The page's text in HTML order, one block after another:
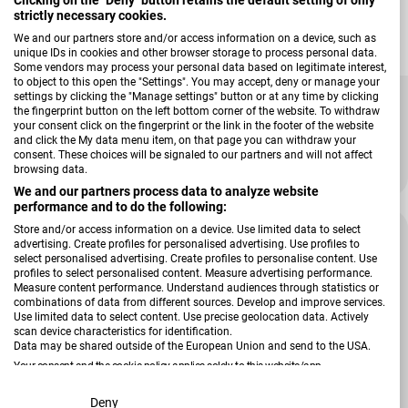
strictly necessary cookies.
We and our partners store and/or access information on a device, such as
unique IDs in cookies and other browser storage to process personal data.
Some vendors may process your personal data based on legitimate interest,
to object to this open the "Settings". You may accept, deny or manage your
settings by clicking the "Manage settings" button or at any time by clicking
the fingerprint button on the left bottom corner of the website. To withdraw
your consent click on the fingerprint or the link in the footer of the website
and click the My data menu item, on that page you can withdraw your
consent. These choices will be signaled to our partners and will not affect
browsing data.
We and our partners process data to analyze website
performance and to do the following:
Store and/or access information on a device. Use limited data to select
advertising. Create profiles for personalised advertising. Use profiles to
select personalised advertising. Create profiles to personalise content. Use
profiles to select personalised content. Measure advertising performance.
Measure content performance. Understand audiences through statistics or
combinations of data from different sources. Develop and improve services.
Use limited data to select content. Use precise geolocation data. Actively
scan device characteristics for identification.
Data may be shared outside of the European Union and send to the USA.
Your consent and the cookie policy applies solely to this website/app.
View Partner List (2 IAB Vendors)
Deny
Schwebetürenschrank Kulmbach A
Verkäufer:
Rauch
+ Weitere Varianten
Verkaufspreis
1.470,00 €
Regulärer Preis1.956,00 €
-40 %